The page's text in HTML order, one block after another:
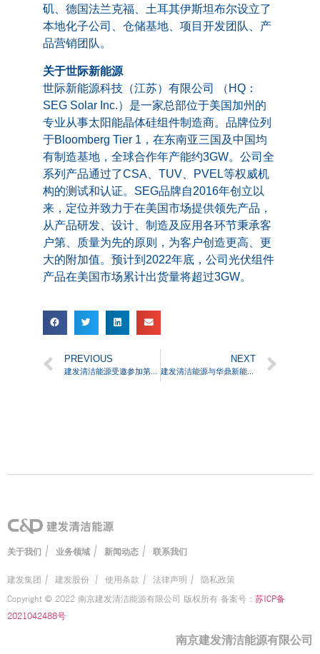
矶、德国法兰克福、土耳其伊斯坦布尔设立了
本地化子公司、仓储基地、项目开发团队、产
品营销团队。
关于世际新能源
世际新能源科技（江苏）有限公司 （HQ：
SEG Solar Inc.）是一家总部位于美国加州的
专业从事太阳能晶体硅组件制造商。品牌位列
于Bloomberg Tier 1，在东南亚三国及中国均
有制造基地，全球合作年产能约3GW。公司全
系列产品通过了CSA、TUV、PVEL等权威机
构的测试和认证。SEG品牌自2016年创立以
来，定位并致力于在美国市场提供领先产品，
从产品研发、设计、制造及应用各环节秉承客
户第、质量为先的原则，为客户创造更高、更
大的附加值。预计到2022年底，公司光伏组件
产品在美国市场累计出货量将超过3GW。
PREVIOUS
建发清洁能源受邀参加第六届光伏创新大会（PVIC 2021）
NEXT
建发清洁能源与华鼎新能源展开深入合作 共创光伏新未来
关于我们 | 业务领域 | 新闻动态 | 联系我们
建发集团 | 建发股份 | 使用条款 | 法律声明 |
隐私政策
Copyright © 2022 南京建发清洁能源有限公司 版权所有 备案号： 苏ICP备
2021042488号
南京建发清洁能源有限公司